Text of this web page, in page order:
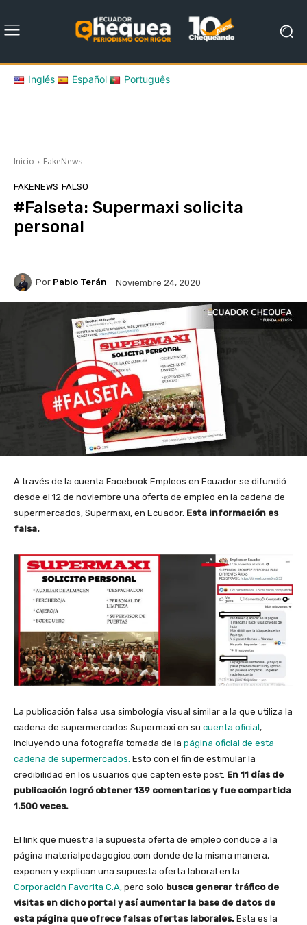
Inglés Español Português
Inicio FakeNews
FAKENEWS FALSO
#Falseta: Supermaxi solicita
personal
Por Pablo Terán Noviembre 24, 2020
A través de la cuenta Facebook Empleos en Ecuador se difundió
desde el 12 de noviembre una oferta de empleo en la cadena de
supermercados, Supermaxi, en Ecuador. Esta información es
falsa.
La publicación falsa usa simbología visual similar a la que utiliza la
cadena de supermercados Supermaxi en su cuenta oficial,
incluyendo una fotografía tomada de la página oficial de esta
cadena de supermercados. Esto con el fin de estimular la
credibilidad en los usuarios que capten este post. En 11 días de
publicación logró obtener 139 comentarios y fue compartida
1.500 veces.
El link que muestra la supuesta oferta de empleo conduce a la
página materialpedagogico.com donde de la misma manera,
exponen y explican una supuesta oferta laboral en la
Corporación Favorita C.A, pero solo busca generar tráfico de
visitas en dicho portal y así aumentar la base de datos de
esta página que ofrece falsas ofertas laborales. Esta es la